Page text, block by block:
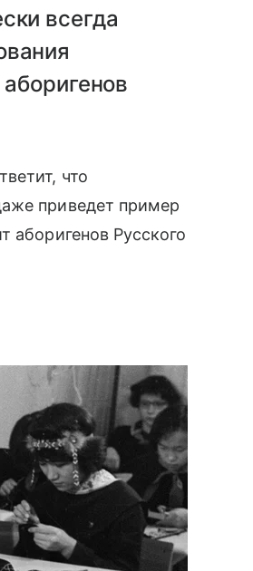
всегда
что
приведет пример
аборигенов Русского